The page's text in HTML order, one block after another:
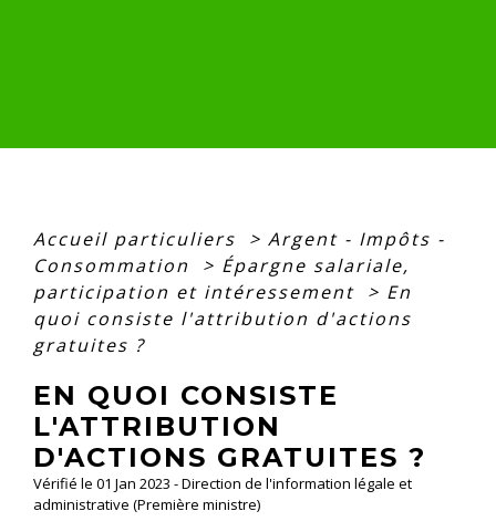
Accueil particuliers > Argent - Impôts -
Consommation
> Épargne salariale,
participation et intéressement > En
quoi consiste l'attribution d'actions
gratuites ?
EN QUOI CONSISTE
L'ATTRIBUTION
D'ACTIONS GRATUITES ?
Vérifié le 01 Jan 2023 - Direction de l'information légale et
administrative (Première ministre)